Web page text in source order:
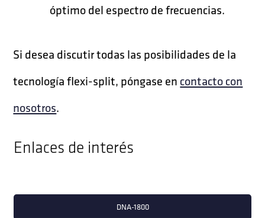
óptimo del espectro de frecuencias.
Si desea discutir todas las posibilidades de la
tecnología flexi-split, póngase en contacto con
nosotros.
Enlaces de interés
DNA-1800